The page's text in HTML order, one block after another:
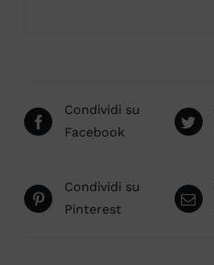
Condividi su
Facebook
Condividi su
Pinterest